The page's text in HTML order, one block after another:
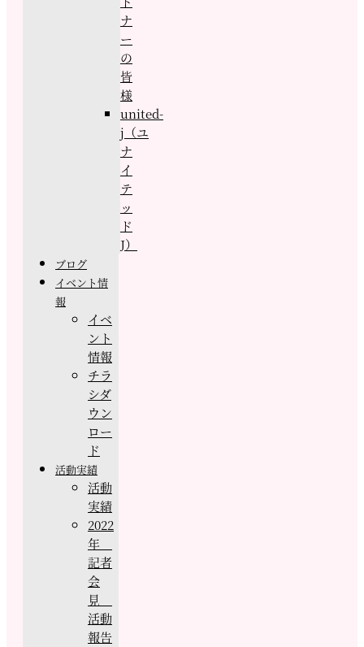
ナ
ー
の
皆
様
united-
j（ユ
ナ
イ
テ
ッ
ド
J）
ブログ
イベント情
報
イベ
ント
情報
チラ
シダ
ウン
ロー
ド
活動実績
活動
実績
2022
年
記者
会
見
活動
報告